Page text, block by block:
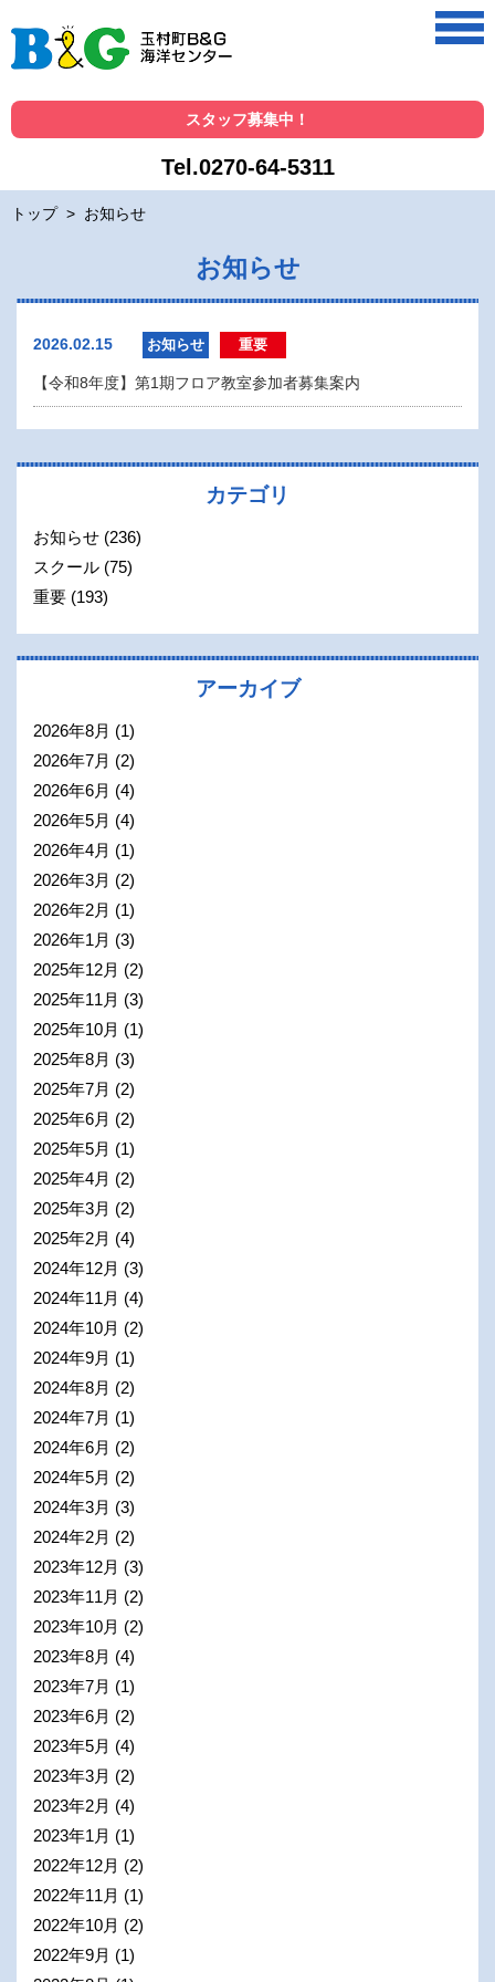
スタッフ募集中！
Tel.0270-64-5311
トップ > お知らせ
お知らせ
2026.02.15 お知らせ 重要
【令和8年度】第1期フロア教室参加者募集案内
カテゴリ
お知らせ (236)
スクール (75)
重要 (193)
アーカイブ
2026年8月 (1)
2026年7月 (2)
2026年6月 (4)
2026年5月 (4)
2026年4月 (1)
2026年3月 (2)
2026年2月 (1)
2026年1月 (3)
2025年12月 (2)
2025年11月 (3)
2025年10月 (1)
2025年8月 (3)
2025年7月 (2)
2025年6月 (2)
2025年5月 (1)
2025年4月 (2)
2025年3月 (2)
2025年2月 (4)
2024年12月 (3)
2024年11月 (4)
2024年10月 (2)
2024年9月 (1)
2024年8月 (2)
2024年7月 (1)
2024年6月 (2)
2024年5月 (2)
2024年3月 (3)
2024年2月 (2)
2023年12月 (3)
2023年11月 (2)
2023年10月 (2)
2023年8月 (4)
2023年7月 (1)
2023年6月 (2)
2023年5月 (4)
2023年3月 (2)
2023年2月 (4)
2023年1月 (1)
2022年12月 (2)
2022年11月 (1)
2022年10月 (2)
2022年9月 (1)